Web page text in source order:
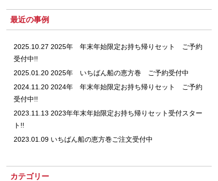
最近の事例
2025.10.27 2025年 年末年始限定お持ち帰りセット ご予約
受付中!!
2025.01.20 2025年 いちばん船の恵方巻 ご予約受付中
2024.11.20 2024年 年末年始限定お持ち帰りセット ご予約
受付中!!
2023.11.13 2023年年末年始限定お持ち帰りセット受付スター
ト!!
2023.01.09 いちばん船の恵方巻ご注文受付中
カテゴリー